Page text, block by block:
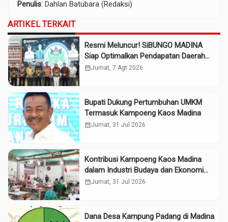
Penulis: Dahlan Batubara (Redaksi)
ARTIKEL TERKAIT
Resmi Meluncur! SiBUNGO MADINA
Siap Optimalkan Pendapatan Daerah
Madina
calendar_monthJumat, 7 Agt 2026
Bupati Dukung Pertumbuhan UMKM
Termasuk Kampoeng Kaos Madina
calendar_monthJumat, 31 Jul 2026
Kontribusi Kampoeng Kaos Madina
dalam Industri Budaya dan Ekonomi
Daerah
calendar_monthJumat, 31 Jul 2026
Dana Desa Kampung Padang di Madina